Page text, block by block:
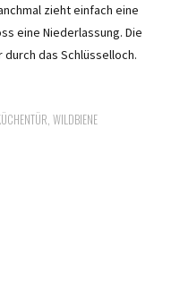
zieht einfach eine
eine Niederlassung. Die
das Schlüsselloch.
WILDBIENE